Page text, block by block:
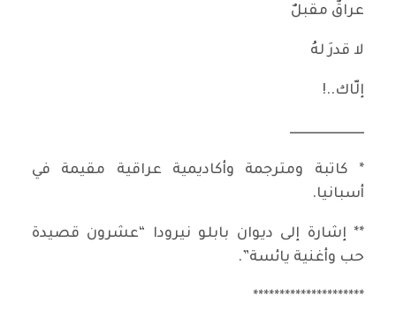
عراقٌ مقبلٌ
لا قدرَ لهُ
إلّاك..!
ــــــــــــــــــــــــــــ
* كاتبة ومترجمة وأكاديمية عراقية مقيمة في
أسبانيا.
** إشارة إلى ديوان بابلو نيرودا “عشرون قصيدة
حب وأغنية يائسة”.
*********************